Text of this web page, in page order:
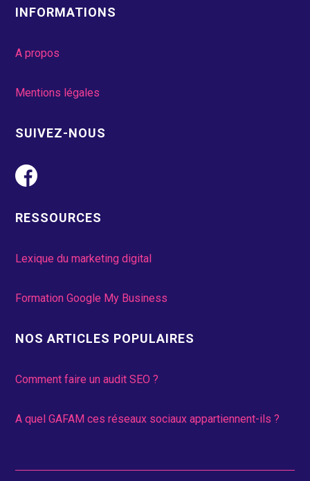
INFORMATIONS
A propos
Mentions légales
SUIVEZ-NOUS
RESSOURCES
Lexique du marketing digital
Formation Google My Business
NOS ARTICLES POPULAIRES
Comment faire un audit SEO ?
A quel GAFAM ces réseaux sociaux appartiennent-ils ?